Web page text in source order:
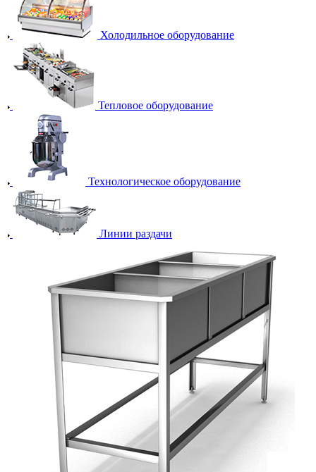
Холодильное оборудование
Тепловое оборудование
Технологическое оборудование
Линии раздачи